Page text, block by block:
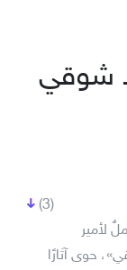
شوقي
(3)
لأمير
حوى آثارًا